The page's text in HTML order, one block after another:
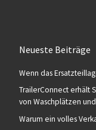
Neueste Beiträge
Wenn das
TrailerConnect erhält
von Waschplätzen
Warum ein volles